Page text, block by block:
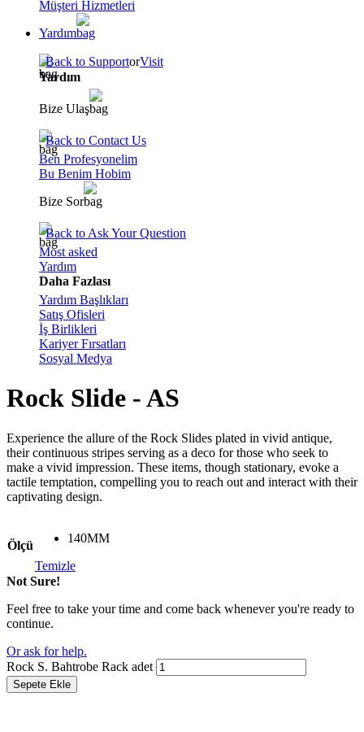
Müşteri Hizmetleri
Yardım
Back to SupportorVisit
Yardım
Bize Ulaş
Back to Contact Us
Ben Profesyonelim
Bu Benim Hobim
Bize Sor
Back to Ask Your Question
Most asked
Yardım
Daha Fazlası
Yardım Başlıkları
Satış Ofisleri
İş Birlikleri
Kariyer Fırsatları
Sosyal Medya
Rock Slide - AS
Experience the allure of the Rock Slides plated in vivid antique,
their continuous stripes serving as a deco for those who seek to
make a vivid impression. These items, though stationary, evoke a
tactile temptation, compelling you to reach out and interact with their
captivating design.
Ölçü
140MM
Temizle
Not Sure!
Feel free to take your time and come back whenever you're ready to
continue.
Or ask for help.
Rock S. Bahtrobe Rack adet
Sepete Ekle